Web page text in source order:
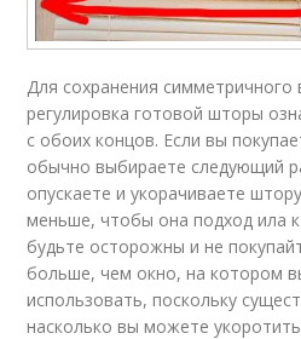
Для сохранения симметричного
регулировка готовой шторы
с обоих концов. Если вы
обычно выбираете следующий
опускаете и укорачиваете
меньше, чтобы она подход ила
будьте осторожны и не
больше, чем окно, на котором
использовать, поскольку
насколько вы можете